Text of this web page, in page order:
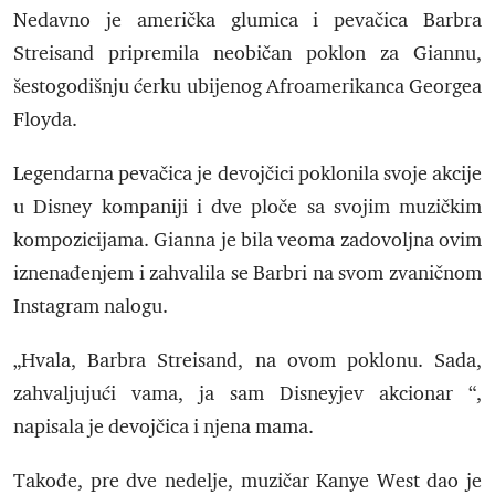
Nedavno je američka glumica i pevačica Barbra
Streisand pripremila neobičan poklon za Giannu,
šestogodišnju ćerku ubijenog Afroamerikanca Georgea
Floyda.
Legendarna pevačica je devojčici poklonila svoje akcije
u Disney kompaniji i dve ploče sa svojim muzičkim
kompozicijama. Gianna je bila veoma zadovoljna ovim
iznenađenjem i zahvalila se Barbri na svom zvaničnom
Instagram nalogu.
„Hvala, Barbra Streisand, na ovom poklonu. Sada,
zahvaljujući vama, ja sam Disneyjev akcionar “,
napisala je devojčica i njena mama.
Takođe, pre dve nedelje, muzičar Kanye West dao je